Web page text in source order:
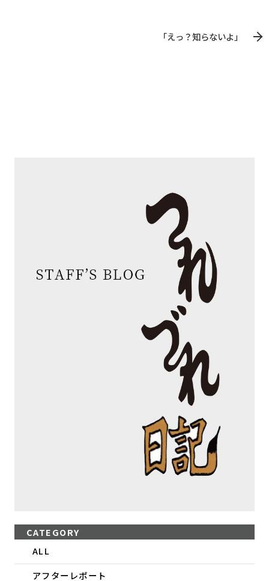
「えっ？知らないよ」
CATEGORY
ALL
アフターレポート